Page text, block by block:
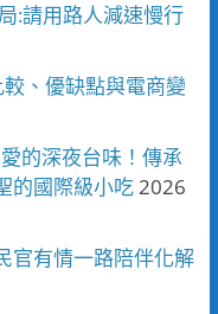
:請用路人減速慢行
、優缺點與電商變
的深夜台味！傳承
的國際級小吃2026
有情一路陪伴化解